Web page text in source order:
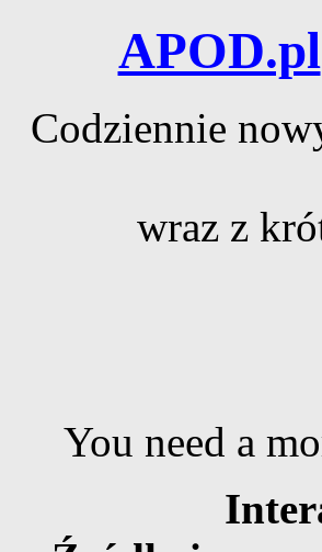
APOD.pl
Codziennie
wraz z
You need a